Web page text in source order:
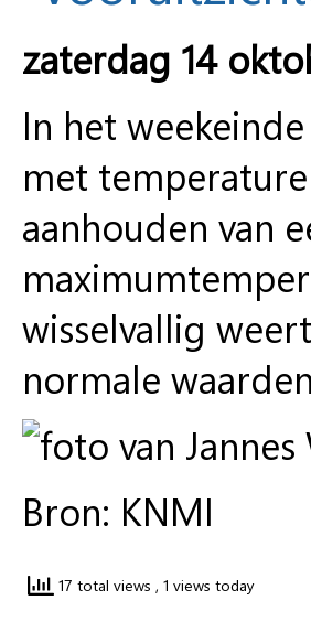
zaterdag 14
In het
met
aanhouden van
wisselvallig
normale
Bron: KNMI
17 total views , 1 views today